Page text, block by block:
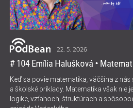
22. 5. 2026
# 104 Emília Halušková •
Keď sa povie matematika, väčšina z
a školské príklady. Matematika však nie
logike, vzťahoch, štruktúrach a